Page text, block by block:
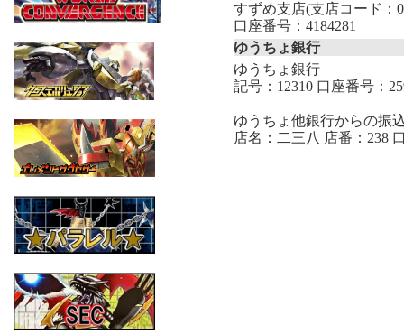
すずめ支店(支店コード：
口座番号：4184281
ゆうちょ銀行
ゆうちょ銀行
記号：12310 口座番号：
ゆうちょ他銀行からの振
店名：二三八 店番：238